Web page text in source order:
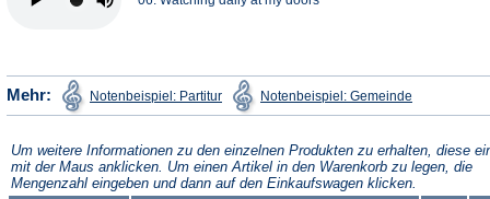
Mehr: Notenbeispiel: Partitur
(Öffnet
in
einem
Tab)
Notenbeispiel: Gemeindein
einem
Tab)
Um weitere Informationen zu den einzelnen Produkten zu erhalten, diese
mit der Maus anklicken. Um einen Artikel in den Warenkorb zu legen, die
Mengenzahl eingeben und dann auf den Einkaufswagen klicken.